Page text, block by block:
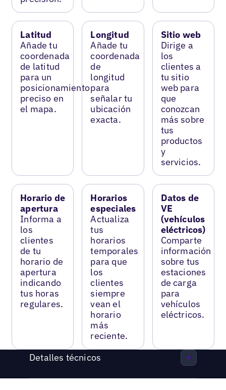
Latitud
Añade tu
coordenada
de latitud
para un
posicionamiento
preciso en
el mapa.
Longitud
Añade tu
coordenada
de
longitud
para
señalar tu
ubicación
exacta.
Sitio web
Dirige a
los
clientes a
tu sitio
web para
que
conozcan
más sobre
tus
productos
y
servicios.
Horario de
apertura
Informa a
los
clientes
de tu
horario de
apertura
indicando
tus horas
regulares.
Horarios
especiales
Actualiza
tus
horarios
temporales
para que
los
clientes
siempre
vean el
horario
más
reciente.
Datos de
VE
(vehículos
eléctricos)
Comparte
información
sobre tus
estaciones
de carga
para
vehículos
eléctricos.
Detalles técnicos